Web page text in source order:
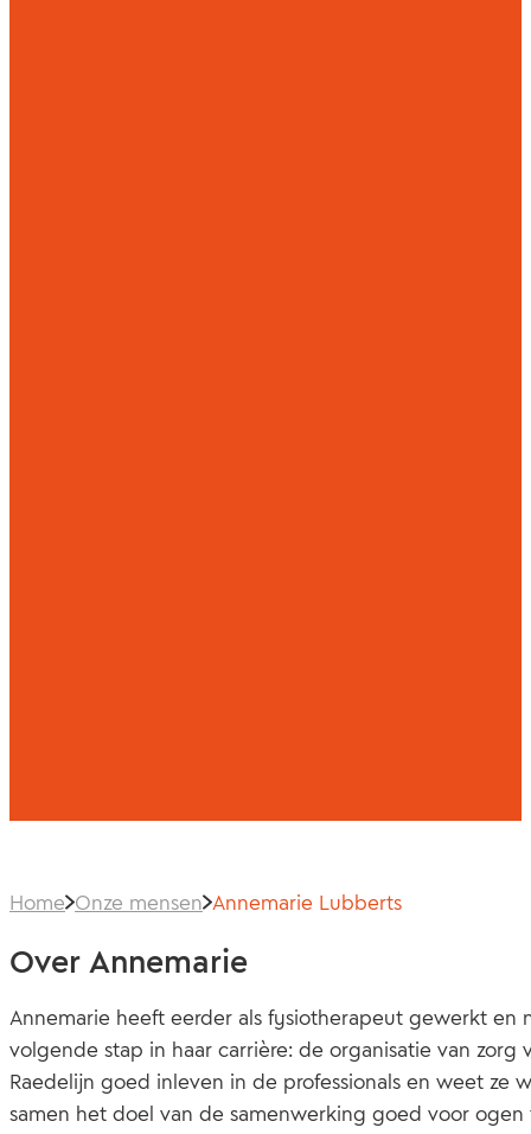
Home Onze mensen Annemarie Lubberts
Over Annemarie
Annemarie heeft eerder als fysiotherapeut gewerkt en
volgende stap in haar carrière: de organisatie van
Raedelijn goed inleven in de professionals en weet
samen het doel van de samenwerking goed voor